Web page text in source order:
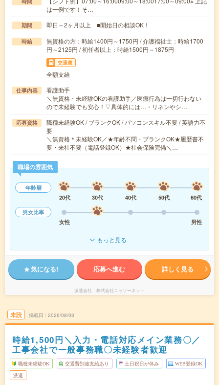
は一例です！そ…
期間 即日～2ヶ月以上 ■開始日の相談OK！
時給
無資格の方：時給1400円～1750円 / 介護福祉士：時給1700
円～2125円 / 初任者以上：時給1500円～1875円
交通費
全額支給
仕事内容
看護助手
＼無資格・未経験OKの看護助手／医療行為は一切行わない
ので未経験でも安心！▽具体的には…・リネンやシ…
応募資格
職種未経験OK / ブランクOK / パソコンスキル不要 / 英語力不
要
＼無資格＊未経験OK／★年齢不問・ブランクOK★履歴書不
要・来社不要（電話登録OK）★社会保険完備＼…
職場の雰囲気
年齢層
20代
30代 40代 50代
60代
男女比率
女性
男性
もっと見る
気になる! 応募へ進む 詳しく見る
派遣会社 株式会社ニッソーネット
未読 掲載日 2026/08/03
時給1,500円＼入力・電話対応メイン業務〇／
工事会社で一般事務職〇未経験者歓迎
職種未経験OK 交通費別途支給あり 土日祝日が休み WEB登録OK
派遣